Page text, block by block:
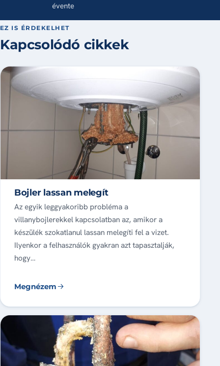
évente
EZ IS ÉRDEKELHET
Kapcsolódó cikkek
Bojler lassan melegít
Az egyik leggyakoribb probléma a
villanybojlerekkel kapcsolatban az, amikor a
készülék szokatlanul lassan melegíti fel a vizet.
Ilyenkor a felhasználók gyakran azt tapasztalják,
hogy…
Megnézem